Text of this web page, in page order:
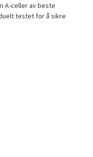
A-celler av beste
testet for å sikre